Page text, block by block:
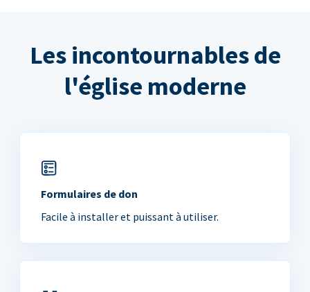
Les incontournables de
l'église moderne
Formulaires de don
Facile à installer et puissant à utiliser.